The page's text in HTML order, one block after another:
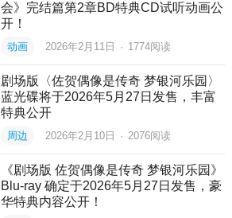
会》完结篇第2章BD特典CD试听动画公
开！
动画 2026年2月11日 · 1774阅读
剧场版〈佐贺偶像是传奇 梦银河乐园〉
蓝光碟将于2026年5月27日发售，丰富
特典公开
周边 2026年2月10日 · 2076阅读
《剧场版 佐贺偶像是传奇 梦银河乐园》
Blu-ray 确定于2026年5月27日发售，豪
华特典内容公开！